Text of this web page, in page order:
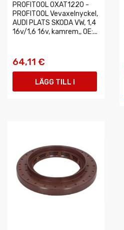
PROFITOOL 0XAT1220 -
PROFITOOL Vevaxelnyckel,
AUDI PLATS SKODA VW, 1,4
16v/1,6 16v, kamrem,, OE:...
64,11 €
LÄGG TILL I